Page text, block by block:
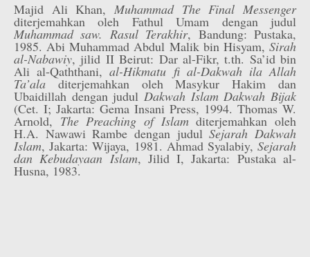
Majid Ali Khan, Muhammad The Final Messenger
diterjemahkan oleh Fathul Umam dengan judul
Muhammad saw. Rasul Terakhir, Bandung: Pustaka,
1985. Abi Muhammad Abdul Malik bin Hisyam, Sirah
al-Nabawiy, jilid II Beirut: Dar al-Fikr, t.th. Sa’id bin
Ali al-Qaththani,al-Hikmatu fi al-Dakwah ila Allah
Ta’ala diterjemahkan oleh Masykur Hakim dan
Ubaidillah dengan judul Dakwah Islam Dakwah Bijak
(Cet. I; Jakarta: Gema Insani Press, 1994. Thomas W.
Arnold, The Preaching of Islamditerjemahkan oleh
H.A. Nawawi Rambe dengan judulSejarah Dakwah
Islam, Jakarta: Wijaya, 1981. Ahmad Syalabiy, Sejarah
dan Kebudayaan Islam, Jilid I, Jakarta: Pustaka al-
Husna, 1983.